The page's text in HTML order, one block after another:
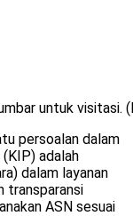
untuk visitasi.
persoalan dalam
adalah
dalam layanan
transparansi
ASN sesuai